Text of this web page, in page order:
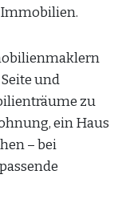
und
zu
ein Haus
– bei